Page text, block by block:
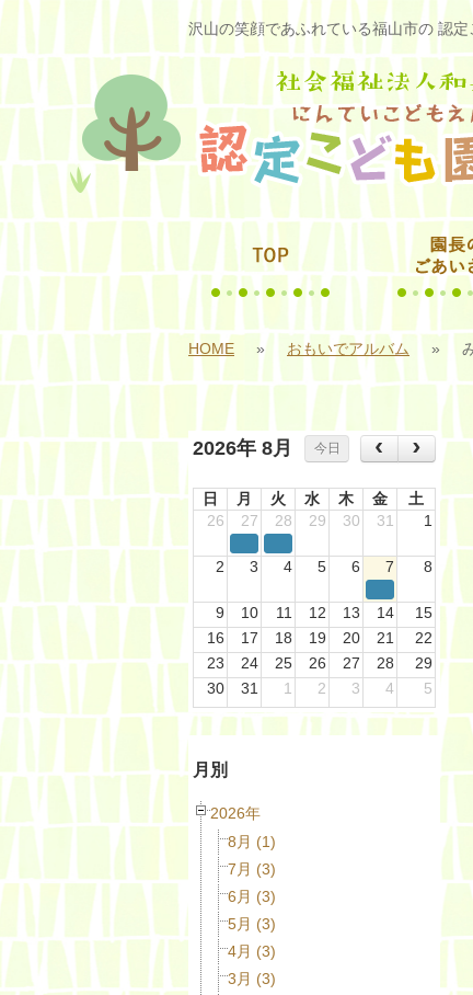
沢山の笑顔であふれている福山市の 認定
HOME » おもいでアルバム »
2026年 8月 今日
日 月 火 水 木 金
土
26
27 28 29 30 31 1
2 3 4 5 6 7 8
9 10 11 12 13 14
15
16
17 18 19 20 21
22
23
24 25 26 27 28
29
30
31 1 2 3 4 5
月別
2026年
8月 (1)
7月 (3)
6月 (3)
5月 (3)
4月 (3)
3月 (3)